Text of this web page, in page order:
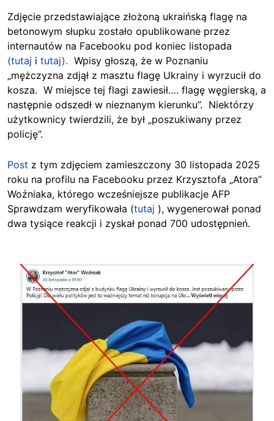
Zdjęcie przedstawiające złożoną ukraińską flagę na
betonowym słupku zostało opublikowane przez
internautów na Facebooku pod koniec listopada
(tutaj i tutaj). Wpisy głoszą, że w Poznaniu
„mężczyzna zdjął z masztu flagę Ukrainy i wyrzucił do
kosza. W miejsce tej flagi zawiesił…. flagę węgierską, a
następnie odszedł w nieznanym kierunku”. Niektórzy
użytkownicy twierdzili, że był „poszukiwany przez
policję”.
Post z tym zdjęciem zamieszczony 30 listopada 2025
roku na profilu na Facebooku przez Krzysztofa „Atora”
Woźniaka, którego wcześniejsze publikacje AFP
Sprawdzam weryfikowała (tutaj ), wygenerował ponad
dwa tysiące reakcji i zyskał ponad 700 udostępnień.
Image